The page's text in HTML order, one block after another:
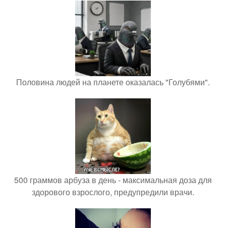
Половина людей на планете оказалась "Голубями".
500 граммов арбуза в день - максимальная доза для
здорового взрослого, предупредили врачи.